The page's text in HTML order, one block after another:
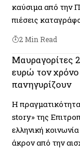
καύσιμα από την
πιέσεις
2 Min Read
Mαυραγορίτες
ευρώ τον χρόνο
πανηγυρίζουν
Η
story» της
ελληνική
άκρον από την